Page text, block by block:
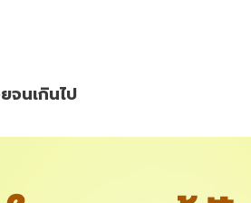
จนเกินไป